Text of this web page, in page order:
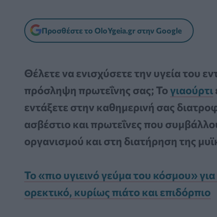
Προσθέστε το OloYgeia.gr στην Google
Θέλετε να ενισχύσετε την υγεία του
πρόσληψη πρωτεΐνης σας; Τογιαούρτι
εντάξετε στην καθημερινή σας
ασβέστιο και πρωτεΐνες που
οργανισμού και στη διατήρηση της
Το «πιο υγιεινό γεύμα του κόσμου»
ορεκτικό, κυρίως πιάτο και επιδόρπιο